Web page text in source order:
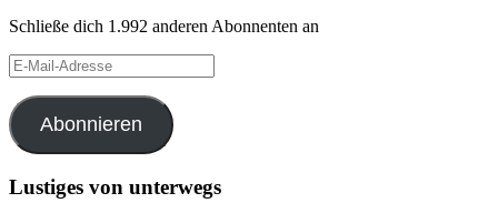
Schließe dich 1.992 anderen Abonnenten an
E-
Mail-
Adresse
Abonnieren
Lustiges von unterwegs